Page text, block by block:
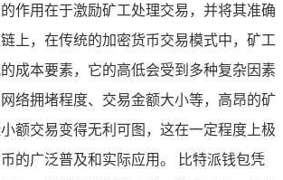
作用在于激励矿工处理交易，并将其准确
上，在传统的加密货币交易模式中，矿工
成本要素，它的高低会受到多种复杂因素
络拥堵程度、交易金额大小等，高昂的矿
额交易变得无利可图，这在一定程度上极
的广泛普及和实际应用。 比特派钱包凭